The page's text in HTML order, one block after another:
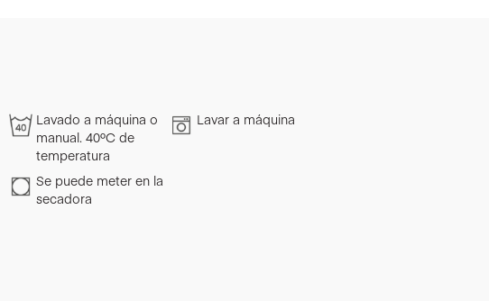
Lavado a máquina o
manual. 40ºC de
temperatura
Lavar a máquina
Se puede meter en la
secadora